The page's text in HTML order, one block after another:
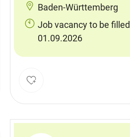
Baden-Württemberg
Job vacancy to be
01.09.2026